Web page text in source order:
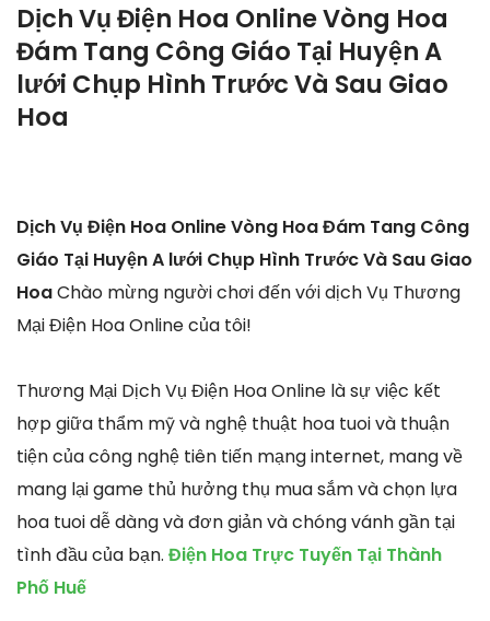
Dịch Vụ Điện Hoa Online Vòng Hoa
Đám Tang Công Giáo Tại Huyện A
lưới Chụp Hình Trước Và Sau Giao
Hoa
Dịch Vụ Điện Hoa Online Vòng Hoa Đám Tang Công
Giáo Tại Huyện A lưới Chụp Hình Trước Và Sau Giao
HoaChào mừng người chơi đến với dịch Vụ Thương
Mại Điện Hoa Online của tôi!
Thương Mại Dịch Vụ Điện Hoa Online là sự việc kết
hợp giữa thẩm mỹ và nghệ thuật hoa tuoi và thuận
tiện của công nghệ tiên tiến mạng internet, mang về
mang lại game thủ hưởng thụ mua sắm và chọn lựa
hoa tuoi dễ dàng và đơn giản và chóng vánh gần tại
tình đầu của bạn. Điện Hoa Trực Tuyến Tại Thành
Phố Huế